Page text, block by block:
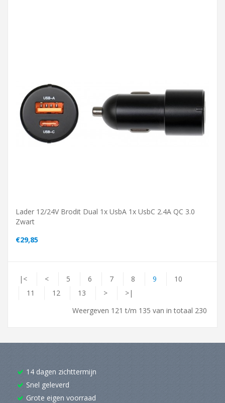
Lader 12/24V Brodit Dual 1x UsbA 1x UsbC 2.4A QC 3.0
Zwart
€29,85
|< < 5 6 7 8 9
10
11
12 13 >
>|
Weergeven 121 t/m 135 van in totaal 230
14 dagen zichttermijn
Snel geleverd
Grote eigen voorraad